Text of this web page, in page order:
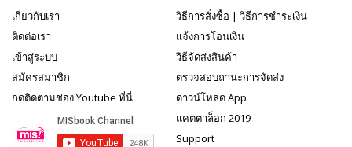
เกี่ยวกับเรา
ติดต่อเรา
เข้าสู่ระบบ
สมัครสมาชิก
กดติดตามช่อง Youtube ที่นี่
วิธีการสั่งซื้อ | วิธีการชำระเงิน
แจ้งการโอนเงิน
วิธีจัดส่งสินค้า
ตรวจสอบถานะการจัดส่ง
ดาวน์โหลด App
แคตตาล็อก 2019
Support